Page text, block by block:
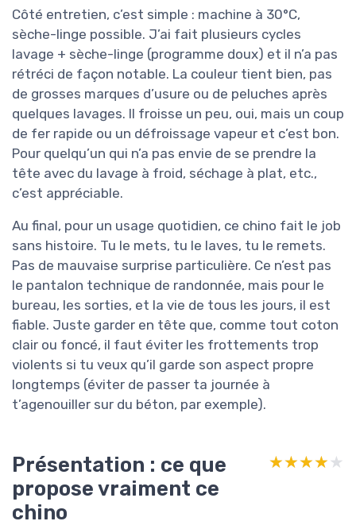
Côté entretien, c’est simple : machine à 30°C,
sèche-linge possible. J’ai fait plusieurs cycles
lavage + sèche-linge (programme doux) et il n’a pas
rétréci de façon notable. La couleur tient bien, pas
de grosses marques d’usure ou de peluches après
quelques lavages. Il froisse un peu, oui, mais un coup
de fer rapide ou un défroissage vapeur et c’est bon.
Pour quelqu’un qui n’a pas envie de se prendre la
tête avec du lavage à froid, séchage à plat, etc.,
c’est appréciable.
Au final, pour un usage quotidien, ce chino fait le job
sans histoire. Tu le mets, tu le laves, tu le remets.
Pas de mauvaise surprise particulière. Ce n’est pas
le pantalon technique de randonnée, mais pour le
bureau, les sorties, et la vie de tous les jours, il est
fiable. Juste garder en tête que, comme tout coton
clair ou foncé, il faut éviter les frottements trop
violents si tu veux qu’il garde son aspect propre
longtemps (éviter de passer ta journée à
t’agenouiller sur du béton, par exemple).
Présentation : ce que
propose vraiment ce
chino
★★★★★
★★★★★